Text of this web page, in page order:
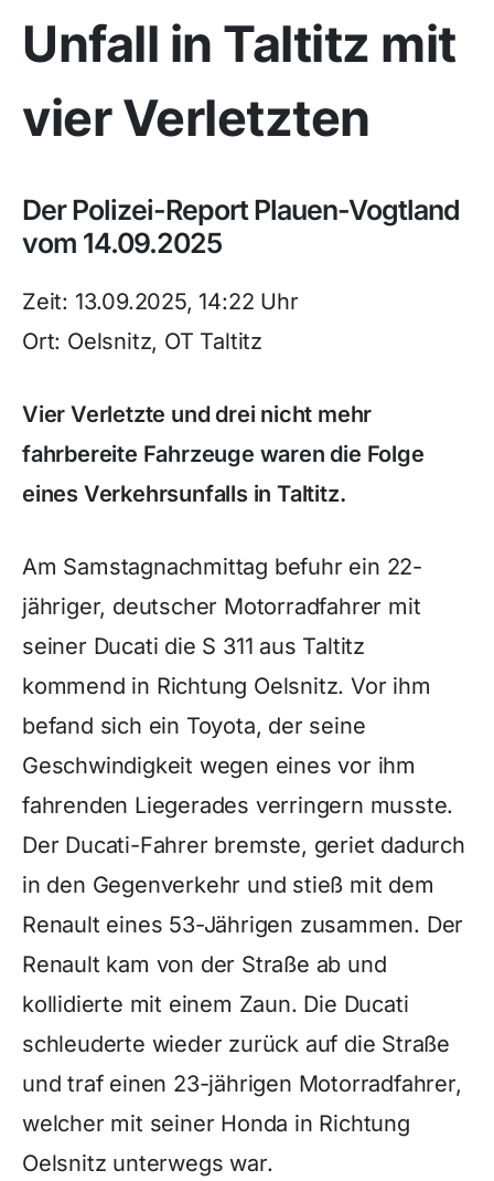
Unfall in Taltitz mit
vier Verletzten
Der Polizei-Report Plauen-Vogtland
vom 14.09.2025
Zeit: 13.09.2025, 14:22 Uhr
Ort: Oelsnitz, OT Taltitz
Vier Verletzte und drei nicht mehr
fahrbereite Fahrzeuge waren die Folge
eines Verkehrsunfalls in Taltitz.
Am Samstagnachmittag befuhr ein 22-
jähriger, deutscher Motorradfahrer mit
seiner Ducati die S 311 aus Taltitz
kommend in Richtung Oelsnitz. Vor ihm
befand sich ein Toyota, der seine
Geschwindigkeit wegen eines vor ihm
fahrenden Liegerades verringern musste.
Der Ducati-Fahrer bremste, geriet dadurch
in den Gegenverkehr und stieß mit dem
Renault eines 53-Jährigen zusammen. Der
Renault kam von der Straße ab und
kollidierte mit einem Zaun. Die Ducati
schleuderte wieder zurück auf die Straße
und traf einen 23-jährigen Motorradfahrer,
welcher mit seiner Honda in Richtung
Oelsnitz unterwegs war.